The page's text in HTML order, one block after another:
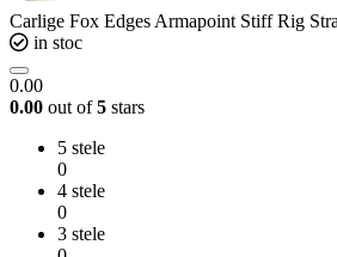
Carlige Fox Edges Armapoint Stiff Rig
in stoc
0.00
0.00 out of5 stars
5 stele
0
4 stele
0
3 stele